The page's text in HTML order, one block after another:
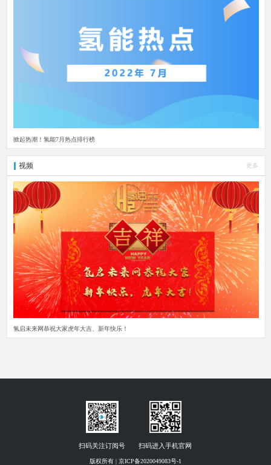
掀起热潮！氢能7月热点排行榜
视频 更多
氢启未来网恭祝大家虎年大吉、新年快乐！
扫码关注订阅号 扫码进入手机官网
版权所有 | 京ICP备2020049083号-1